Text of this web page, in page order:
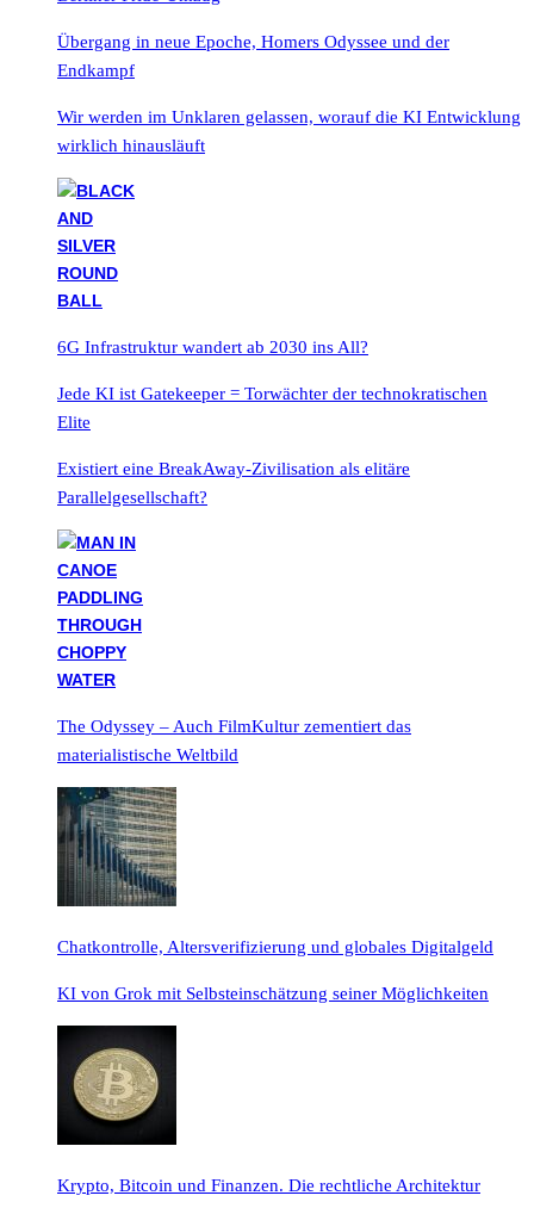
Übergang in neue Epoche, Homers Odyssee und der
Endkampf
Wir werden im Unklaren gelassen, worauf die KI Entwicklung
wirklich hinausläuft
6G Infrastruktur wandert ab 2030 ins All?
Jede KI ist Gatekeeper = Torwächter der technokratischen
Elite
Existiert eine BreakAway-Zivilisation als elitäre
Parallelgesellschaft?
The Odyssey – Auch FilmKultur zementiert das
materialistische Weltbild
Chatkontrolle, Altersverifizierung und globales Digitalgeld
KI von Grok mit Selbsteinschätzung seiner Möglichkeiten
Krypto, Bitcoin und Finanzen. Die rechtliche Architektur